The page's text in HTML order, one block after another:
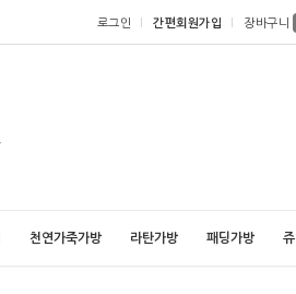
로그인 간편회원가입 장바구니
천연가죽가방 라탄가방 패딩가방